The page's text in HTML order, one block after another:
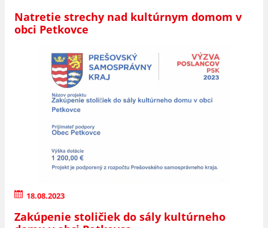
Natretie strechy nad kultúrnym domom v
obci Petkovce
18.08.2023
Zakúpenie stoličiek do sály kultúrneho